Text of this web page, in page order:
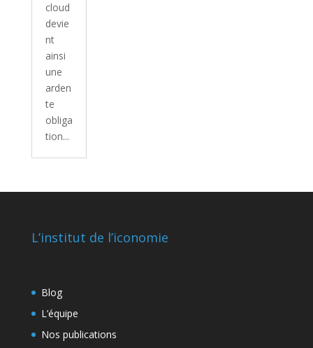
cloud
devie
nt
ainsi
une
arden
te
obliga
tion...
L’institut de l’iconomie
Blog
L’équipe
Nos publications